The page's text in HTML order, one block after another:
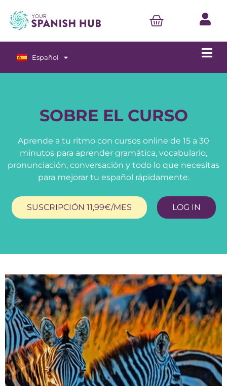
Español
English
SOBRE EL CURSO
Aprende a tu ritmo con cursos online de 15 a 30
minutos para aprender gramática, vocabulario,
pronunciación, conversación y todo lo que necesitas
para mejorar tu español rápidamente.
SUSCRIPCIÓN 11,99€/MES LOG IN